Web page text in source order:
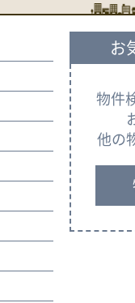
お
物件
他の